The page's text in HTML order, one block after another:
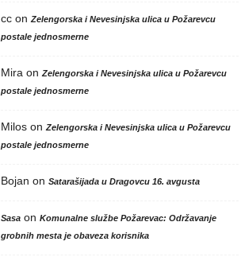
ccon Zelengorska i Nevesinjska ulica u Požarevcu
postale jednosmerne
Mira on Zelengorska i Nevesinjska ulica u Požarevcu
postale jednosmerne
Miloson Zelengorska i Nevesinjska ulica u Požarevcu
postale jednosmerne
Bojan on Satarašijada u Dragovcu 16. avgusta
Sasaon Komunalne službe Požarevac: Održavanje
grobnih mesta je obaveza korisnika